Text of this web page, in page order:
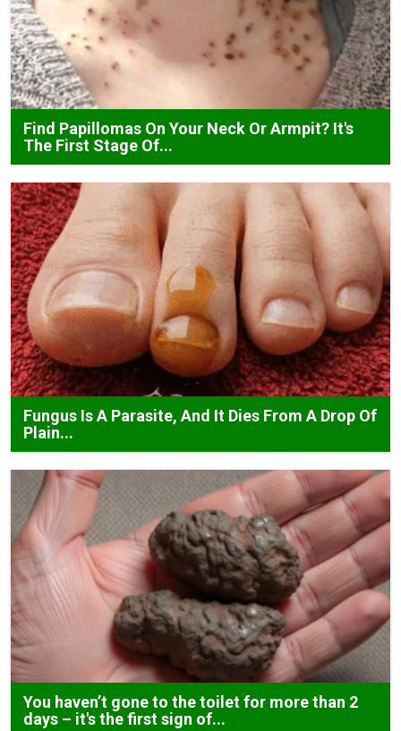
Find Papillomas On Your Neck Or Armpit? It's
The First Stage Of...
Fungus Is A Parasite, And It Dies From A Drop Of
Plain...
You haven’t gone to the toilet for more than 2
days – it's the first sign of...